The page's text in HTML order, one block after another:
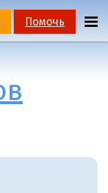
Помочь